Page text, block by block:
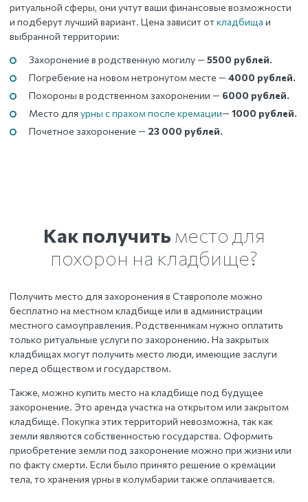
ритуальной сферы, они учтут ваши финансовые возможности
и подберут лучший вариант. Цена зависит откладбища и
выбранной территории:
Захоронение в родственную могилу —5500 рублей.
Погребение на новом нетронутом месте —4000 рублей.
Похороны в родственном захоронении — 6000 рублей.
Место для урны с прахом после кремации—1000 рублей.
Почетное захоронение — 23 000 рублей.
Как получить место для
похорон на кладбище?
Получить место для захоронения в Ставрополе можно
бесплатно на местном кладбище или в администрации
местного самоуправления. Родственникам нужно оплатить
только ритуальные услуги по захоронению. На закрытых
кладбищах могут получить место люди, имеющие заслуги
перед обществом и государством.
Также, можно купить место на кладбище под будущее
захоронение. Это аренда участка на открытом или закрытом
кладбище. Покупка этих территорий невозможна, так как
земли являются собственностью государства. Оформить
приобретение земли под захоронение можно при жизни или
по факту смерти. Если было принято решение о кремации
тела, то хранения урны в колумбарии также оплачивается.